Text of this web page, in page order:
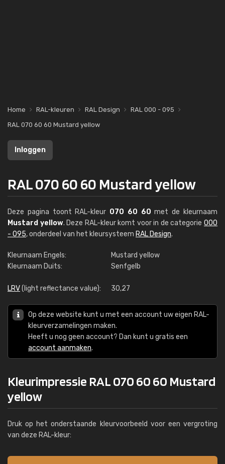
Home RAL-kleuren RAL Design
RAL 000 - 095
RAL 070 60 60 Mustard yellow
Inloggen
RAL 070 60 60 Mustard yellow
Deze pagina toont RAL-kleur 070 60 60 met de kleurnaam
Mustard yellow. Deze RAL-kleur komt voor in de categorie000
- 095, onderdeel van het kleursysteem RAL Design.
Kleurnaam Engels:
Mustard yellow
Kleurnaam Duits:
Senfgelb
LRV(light reflectance value): 30,27
Op deze website kunt u met een account uw eigen RAL-
kleurverzamelingen maken.
Heeft u nog geen account? Dan kunt u gratis een
account aanmaken.
Kleurimpressie RAL 070 60 60 Mustard
yellow
Druk op het onderstaande kleurvoorbeeld voor een vergroting
van deze RAL-kleur: